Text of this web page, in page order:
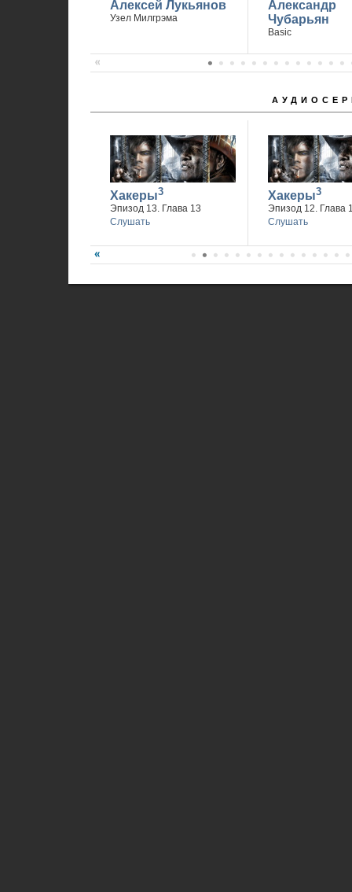
Алексей Лукьянов
Узел Милгрэма
Александр
Чубарьян
Basic
Хакеры3
Эпизод 13. Глава 13
Слушать
Хакеры3
Эпизод 12. Глава
Слушать